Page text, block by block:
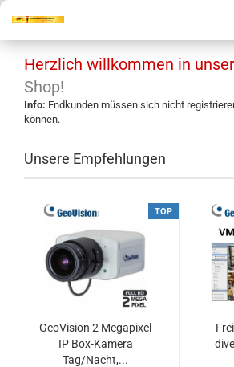
Herzlich willkommen in
Shop!
Info: Endkunden müssen sich nicht
können.
Unsere Empfehlungen
TOP
GeoVision 2 Megapixel
IP Box-Kamera
Tag/Nacht,...